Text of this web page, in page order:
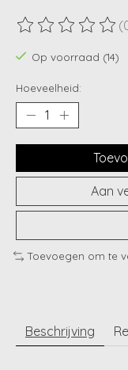
De beoordeling
Op voorraad (14)
Hoeveelheid:
Aan
Toevoegen om te
Beschrijving